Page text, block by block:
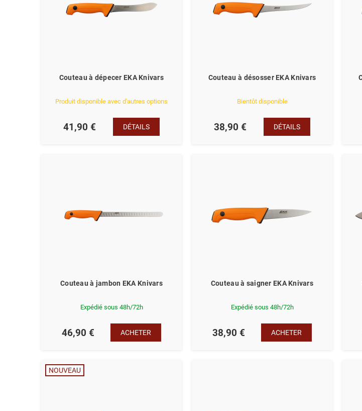
Couteau à dépecer EKA Knivars
Produit disponible avec d'autres options
41,90 € DÉTAILS
Couteau à désosser EKA Knivars
Bientôt disponible
38,90 € DÉTAILS
Couteau à jambon EKA Knivars
Expédié sous 48h/72h
46,90 € ACHETER
Couteau à saigner EKA Knivars
Expédié sous 48h/72h
38,90 € ACHETER
NOUVEAU